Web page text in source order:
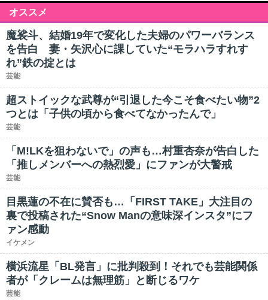
オススメ
魔裟斗、結婚19年で変化した夫婦のパワーバランス
を告白 妻・矢沢心に課していた“モラハラすれす
れ”鉄の掟とは
芸能
超ストイックな武尊が“引退した今こそ食べたい物”2
つとは「子供の頃から食べてなかったんで」
芸能
「M!LKを狙わないで」の声も…村重杏奈が告白した
「推しメンバーへの熱烈愛」にファンが大警戒
芸能
目黒蓮の不在に賛否も…「FIRST TAKE」大注目の
裏で投稿された“Snow Manの意味深インスタ”にフ
ァン感動
イケメン
横浜流星「BL発言」に批判殺到！それでも芸能関係
者が「クレームは無理筋」と断じるワケ
芸能